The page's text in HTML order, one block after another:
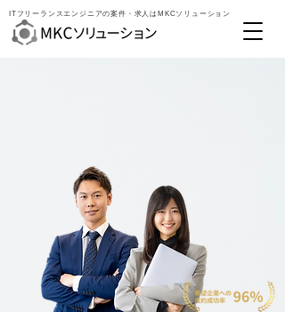
ITフリーランスエンジニアの案件・求人はMKCソリューション